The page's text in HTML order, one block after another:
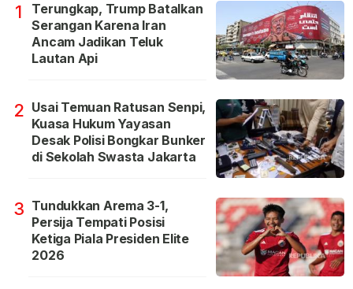
1
Terungkap, Trump Batalkan
Serangan Karena Iran
Ancam Jadikan Teluk
Lautan Api
2 Usai Temuan Ratusan Senpi,
Kuasa Hukum Yayasan
Desak Polisi Bongkar Bunker
di Sekolah Swasta Jakarta
3 Tundukkan Arema 3-1,
Persija Tempati Posisi
Ketiga Piala Presiden Elite
2026